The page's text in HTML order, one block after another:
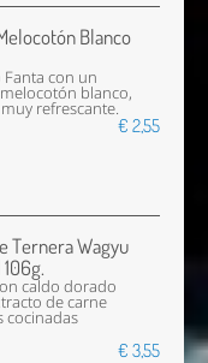
Blanco
Fanta con un
blanco,
refrescante.
€ 2,55
Ternera Wagyu
caldo dorado
de carne
cocinadas
€ 3,55